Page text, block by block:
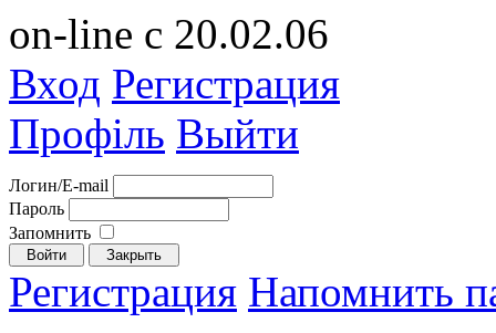
on-line с 20.02.06
Вход Регистрация
Профіль Выйти
Логин/E-mail
Пароль
Запомнить
Регистрация Напомнить